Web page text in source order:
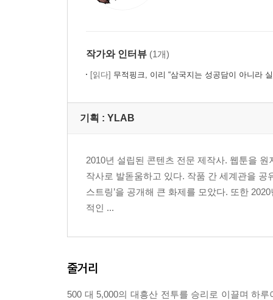
작가와 인터뷰 (1개)
[읽다] 무적핑크, 이리 “삼국지는 성공담이 아니라
기획 : YLAB
2010년 설립된 콘텐츠 전문 제작사. 웹툰을
작사로 발돋움하고 있다. 작품 간 세계관을 공
스트링’을 공개해 큰 화제를 모았다. 또한
적인 ...
줄거리
500 대 5,000의 대흥산 전투를 승리로 이끌며 하